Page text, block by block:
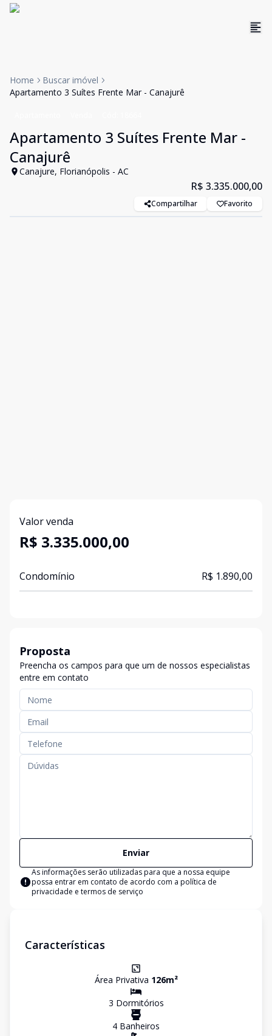
Home
Buscar imóvel
Apartamento 3 Suítes Frente Mar - Canajurê
Apartamento 3 Suítes Frente Mar -
Canajurê
Canajure, Florianópolis - AC
R$ 3.335.000,00
Compartilhar Favorito
Valor venda
R$ 3.335.000,00
Condomínio R$ 1.890,00
Proposta
Preencha os campos para que um de nossos especialistas
entre em contato
Enviar
As informações serão utilizadas para que a nossa equipe
possa entrar em contato de acordo com a política de
privacidade e termos de serviço
Características
Área Privativa 126m²
3 Dormitórios
4 Banheiros